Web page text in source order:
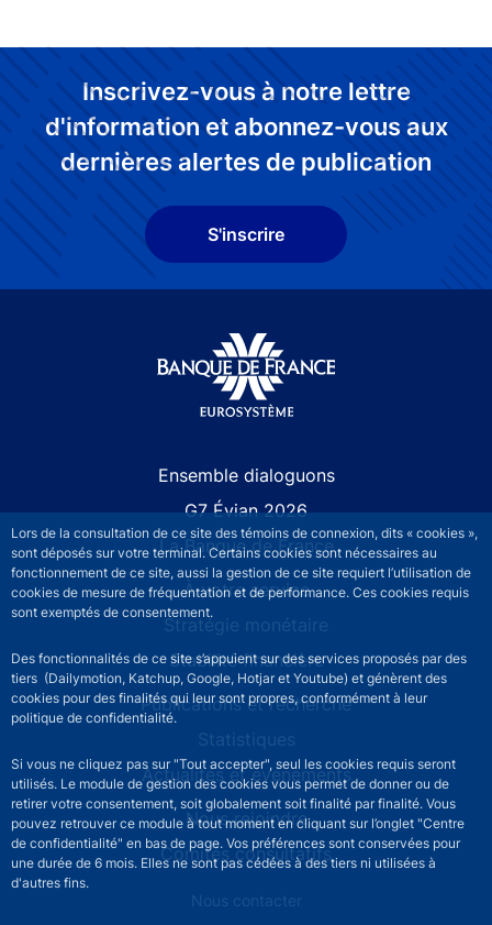
Lors de la consultation de ce site des témoins de connexion, dits « cookies »,
sont déposés sur votre terminal. Certains cookies sont nécessaires au
fonctionnement de ce site, aussi la gestion de ce site requiert l’utilisation de
cookies de mesure de fréquentation et de performance. Ces cookies requis
sont exemptés de consentement.
Des fonctionnalités de ce site s’appuient sur des services proposés par des
tiers (Dailymotion, Katchup, Google, Hotjar et Youtube) et génèrent des
cookies pour des finalités qui leur sont propres, conformément à leur
politique de confidentialité.
Si vous ne cliquez pas sur "Tout accepter", seul les cookies requis seront
utilisés. Le module de gestion des cookies vous permet de donner ou de
retirer votre consentement, soit globalement soit finalité par finalité. Vous
pouvez retrouver ce module à tout moment en cliquant sur l’onglet "Centre
de confidentialité" en bas de page. Vos préférences sont conservées pour
une durée de 6 mois. Elles ne sont pas cédées à des tiers ni utilisées à
d'autres fins.
Inscrivez-vous à notre lettre
d'information et abonnez-vous aux
dernières alertes de publication
S'inscrire
Ensemble dialoguons
G7 Évian 2026
La Banque de France
À votre service
Stratégie monétaire
Stabilité financière
Publications et recherche
Statistiques
Actualités et événements
Nous rejoindre
Comités consultatifs
Footer secondary menuNous contacter